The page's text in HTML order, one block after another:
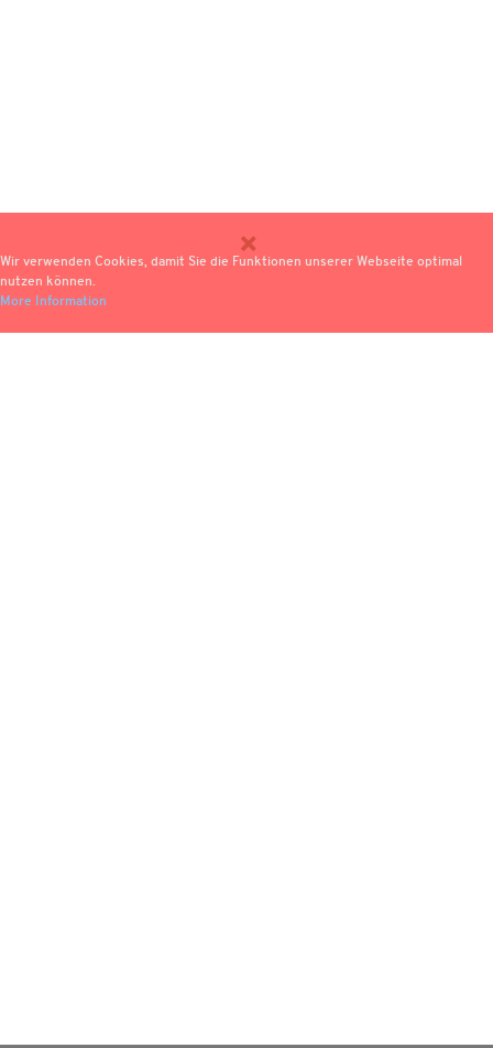
Wir verwenden Cookies, damit Sie die Funktionen unserer Webseite optimal
nutzen können.
More Information